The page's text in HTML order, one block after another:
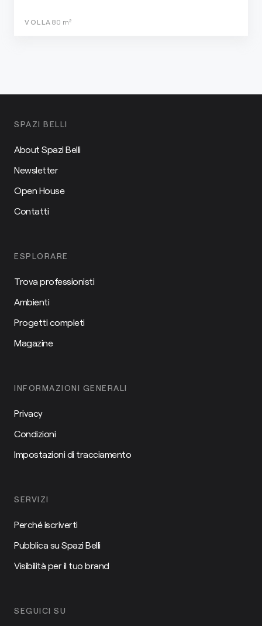
VOLLA 80 m²
SPAZI BELLI
About Spazi Belli
Newsletter
Open House
Contatti
ESPLORARE
Trova professionisti
Ambienti
Progetti completi
Magazine
INFORMAZIONI GENERALI
Privacy
Condizioni
Impostazioni di tracciamento
SERVIZI
Perché iscriverti
Pubblica su Spazi Belli
Visibilità per il tuo brand
SEGUICI SU